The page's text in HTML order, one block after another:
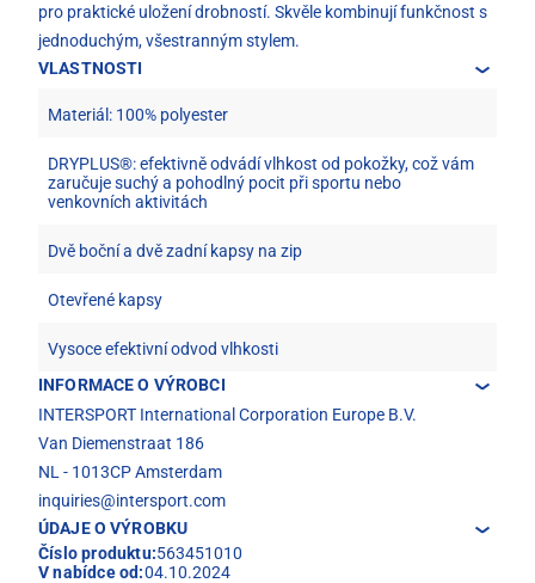
pro praktické uložení drobností. Skvěle kombinují funkčnost s
jednoduchým, všestranným stylem.
VLASTNOSTI
Materiál: 100% polyester
DRYPLUS®: efektivně odvádí vlhkost od pokožky, což vám
zaručuje suchý a pohodlný pocit při sportu nebo
venkovních aktivitách
Dvě boční a dvě zadní kapsy na zip
Otevřené kapsy
Vysoce efektivní odvod vlhkosti
INFORMACE O VÝROBCI
INTERSPORT International Corporation Europe B.V.
Van Diemenstraat 186
NL - 1013CP Amsterdam
inquiries@intersport.com
ÚDAJE O VÝROBKU
Číslo produktu:563451010
V nabídce od:04.10.2024